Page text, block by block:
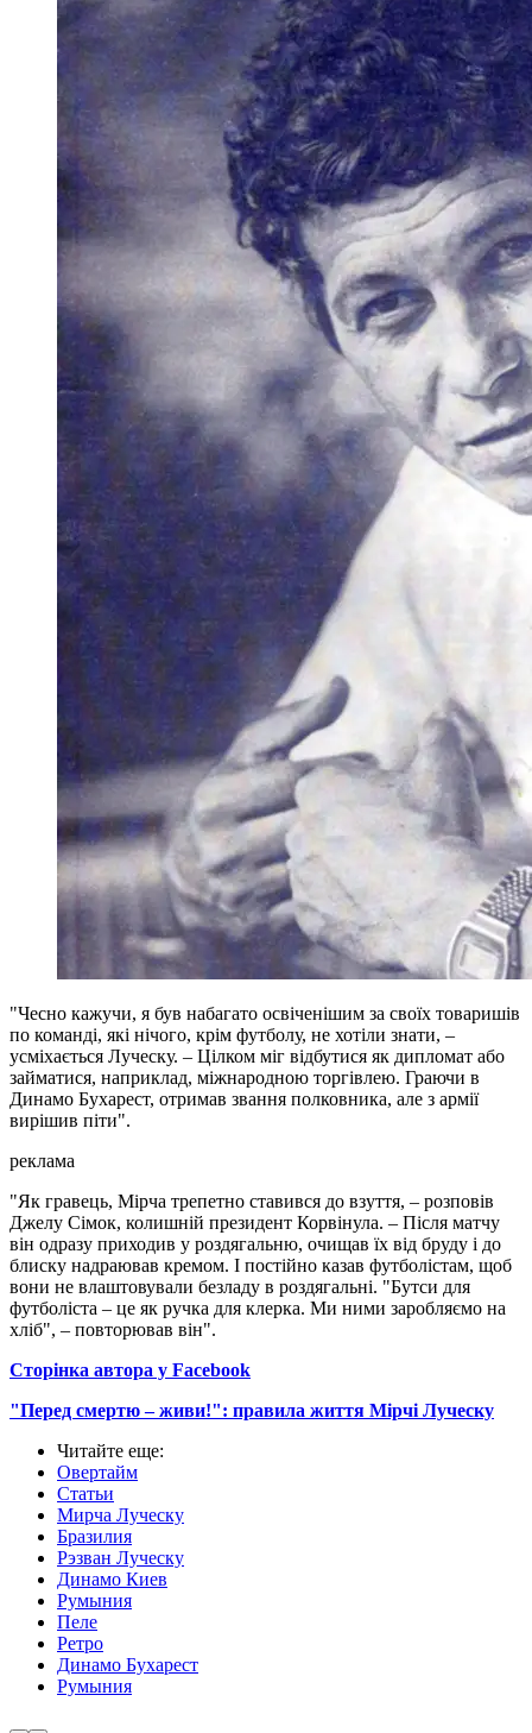
"Чесно кажучи, я був набагато освіченішим за своїх товаришів
по команді, які нічого, крім футболу, не хотіли знати, –
усміхається Луческу. – Цілком міг відбутися як дипломат або
займатися, наприклад, міжнародною торгівлею. Граючи в
Динамо Бухарест, отримав звання полковника, але з армії
вирішив піти".
реклама
"Як гравець, Мірча трепетно ставився до взуття, – розповів
Джелу Сімок, колишній президент Корвінула. – Після матчу
він одразу приходив у роздягальню, очищав їх від бруду і до
блиску надраював кремом. І постійно казав футболістам, щоб
вони не влаштовували безладу в роздягальні. "Бутси для
футболіста – це як ручка для клерка. Ми ними заробляємо на
хліб", – повторював він".
Сторінка автора у Facebook
"Перед смертю – живи!": правила життя Мірчі Луческу
Читайте еще:
Овертайм
Статьи
Мирча Луческу
Бразилия
Рэзван Луческу
Динамо Киев
Румыния
Пеле
Ретро
Динамо Бухарест
Румыния